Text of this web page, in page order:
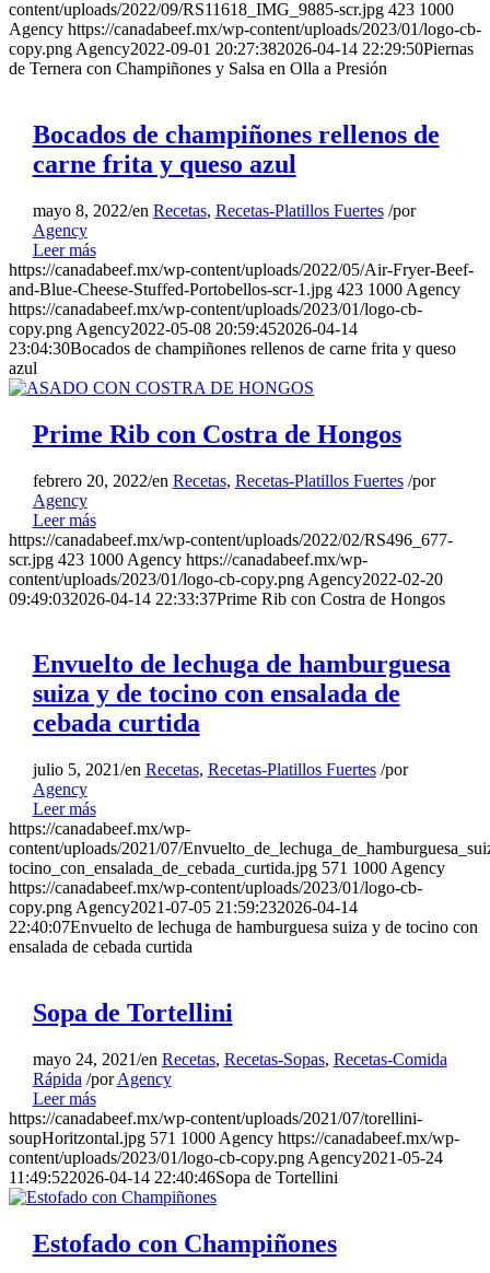
content/uploads/2022/09/RS11618_IMG_9885-scr.jpg 423 1000
Agency https://canadabeef.mx/wp-content/uploads/2023/01/logo-cb-
copy.png Agency2022-09-01 20:27:382026-04-14 22:29:50Piernas
de Ternera con Champiñones y Salsa en Olla a Presión
Bocados de champiñones rellenos de
carne frita y queso azul
mayo 8, 2022/en Recetas, Recetas-Platillos Fuertes /por
Agency
Leer más
https://canadabeef.mx/wp-content/uploads/2022/05/Air-Fryer-Beef-
and-Blue-Cheese-Stuffed-Portobellos-scr-1.jpg 423 1000 Agency
https://canadabeef.mx/wp-content/uploads/2023/01/logo-cb-
copy.png Agency2022-05-08 20:59:452026-04-14
23:04:30Bocados de champiñones rellenos de carne frita y queso
azul
Prime Rib con Costra de Hongos
febrero 20, 2022/en Recetas, Recetas-Platillos Fuertes /por
Agency
Leer más
https://canadabeef.mx/wp-content/uploads/2022/02/RS496_677-
scr.jpg 423 1000 Agency https://canadabeef.mx/wp-
content/uploads/2023/01/logo-cb-copy.png Agency2022-02-20
09:49:032026-04-14 22:33:37Prime Rib con Costra de Hongos
Envuelto de lechuga de hamburguesa
suiza y de tocino con ensalada de
cebada curtida
julio 5, 2021/en Recetas, Recetas-Platillos Fuertes /por
Agency
Leer más
https://canadabeef.mx/wp-
content/uploads/2021/07/
tocino_con_ensalada_de_cebada_curtida.jpg 571 1000 Agency
https://canadabeef.mx/wp-content/uploads/2023/01/logo-cb-
copy.png Agency2021-07-05 21:59:232026-04-14
22:40:07Envuelto de lechuga de hamburguesa suiza y de tocino con
ensalada de cebada curtida
Sopa de Tortellini
mayo 24, 2021/en Recetas, Recetas-Sopas, Recetas-Comida
Rápida /porAgency
Leer más
https://canadabeef.mx/wp-content/uploads/2021/07/torellini-
soupHoritzontal.jpg 571 1000 Agency https://canadabeef.mx/wp-
content/uploads/2023/01/logo-cb-copy.png Agency2021-05-24
11:49:522026-04-14 22:40:46Sopa de Tortellini
Estofado con Champiñones